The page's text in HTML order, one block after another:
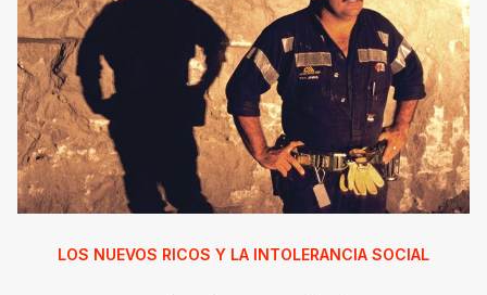
LOS NUEVOS RICOS Y LA INTOLERANCIA SOCIAL